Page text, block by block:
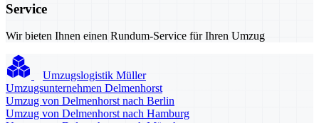
Service
Wir bieten Ihnen einen Rundum-Service für Ihren Umzug
Umzugslogistik Müller
Umzugsunternehmen Delmenhorst
Umzug von Delmenhorst nach Berlin
Umzug von Delmenhorst nach Hamburg